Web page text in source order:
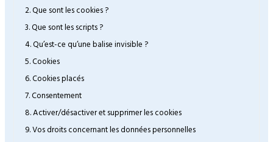
2. Que sont les cookies ?
3. Que sont les scripts ?
4. Qu’est-ce qu’une balise invisible ?
5. Cookies
6. Cookies placés
7. Consentement
8. Activer/désactiver et supprimer les cookies
9. Vos droits concernant les données personnelles